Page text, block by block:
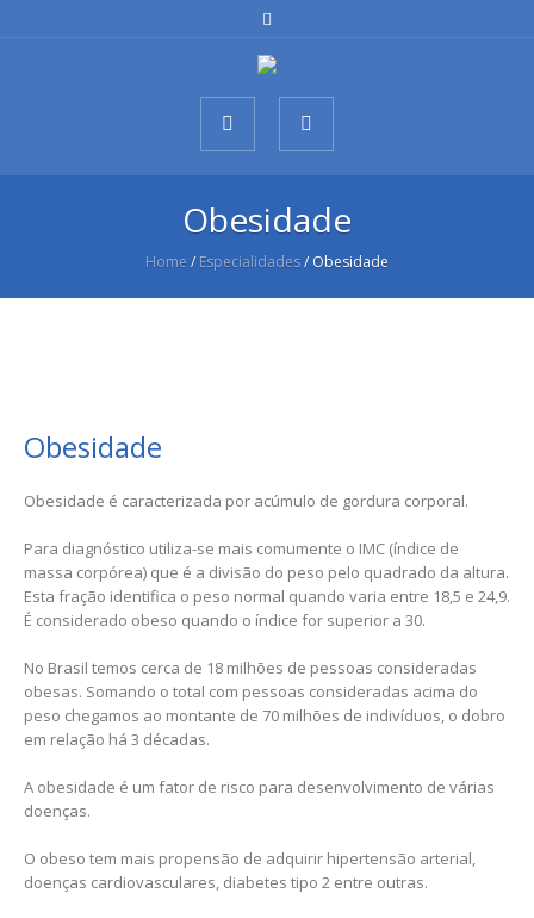
Obesidade
Home / Especialidades/ Obesidade
Obesidade
Obesidade é caracterizada por acúmulo de gordura corporal.
Para diagnóstico utiliza-se mais comumente o IMC (índice de
massa corpórea) que é a divisão do peso pelo quadrado da altura.
Esta fração identifica o peso normal quando varia entre 18,5 e 24,9.
É considerado obeso quando o índice for superior a 30.
No Brasil temos cerca de 18 milhões de pessoas consideradas
obesas. Somando o total com pessoas consideradas acima do
peso chegamos ao montante de 70 milhões de indivíduos, o dobro
em relação há 3 décadas.
A obesidade é um fator de risco para desenvolvimento de várias
doenças.
O obeso tem mais propensão de adquirir hipertensão arterial,
doenças cardiovasculares, diabetes tipo 2 entre outras.